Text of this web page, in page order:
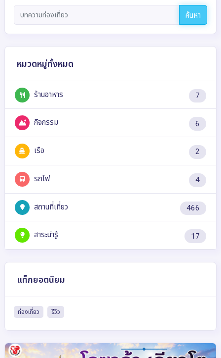
ค้นหา
หมวดหมู่ทั้งหมด
ร้านอาหาร 7
กิจกรรม 6
เรือ 2
รถไฟ 4
สถานที่เที่ยว 466
สาระน่ารู้ 17
แท็กยอดนิยม
ท่องเที่ยว รีวิว